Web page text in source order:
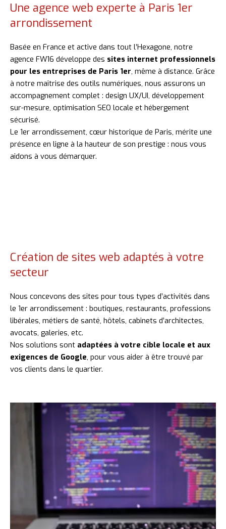
Une agence web experte à Paris 1er
arrondissement
Basée en France et active dans tout l’Hexagone, notre
agence FW16 développe des sites internet professionnels
pour les entreprises de Paris 1er, même à distance. Grâce
à notre maîtrise des outils numériques, nous assurons un
accompagnement complet : design UX/UI, développement
sur-mesure, optimisation SEO locale et hébergement
sécurisé.
Le 1er arrondissement, cœur historique de Paris, mérite une
présence en ligne à la hauteur de son prestige : nous vous
aidons à vous démarquer.
Création de sites web adaptés à votre
secteur
Nous concevons des sites pour tous types d’activités dans
le 1er arrondissement : boutiques, restaurants, professions
libérales, métiers de santé, hôtels, cabinets d’architectes,
avocats, galeries, etc.
Nos solutions sont adaptées à votre cible locale et aux
exigences de Google, pour vous aider à être trouvé par
vos clients dans le quartier.